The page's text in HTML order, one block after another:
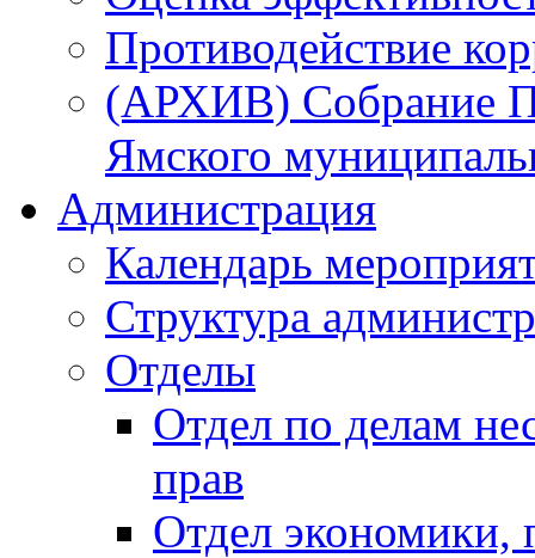
Противодействие
(АРХИВ) Собрание
Ямского
Администрация
Календарь
Структура
Отделы
Отдел по делам
прав
Отдел экономики,